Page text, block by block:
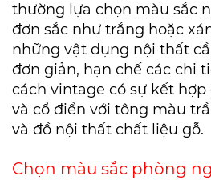
thường lựa chọn màu sắc
đơn sắc như trắng hoặc
những vật dụng nội thất
đơn giản, hạn chế các chi
cách vintage có sự kết
và cổ điển với tông màu
và đồ nội thất chất liệu gỗ.
Chọn màu sắc phòng